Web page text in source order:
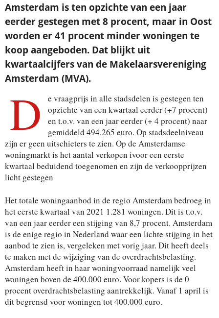
Amsterdam is ten opzichte van een jaar
eerder gestegen met 8 procent, maar in Oost
worden er 41 procent minder woningen te
koop aangeboden. Dat blijkt uit
kwartaalcijfers van de Makelaarsvereniging
Amsterdam (MVA).
D
e vraagprijs in alle stadsdelen is gestegen ten
opzichte van een kwartaal eerder (+7 procent)
en t.o.v. van een jaar eerder (+ 4 procent) naar
gemiddeld 494.265 euro. Op stadsdeelniveau
zijn er geen uitschieters te zien. Op de Amsterdamse
woningmarkt is het aantal verkopen ivoor een eerste
kwartaal beduidend toegenomen en zijn de verkoopprijzen
licht gestegen
Het totale woningaanbod in de regio Amsterdam bedroeg in
het eerste kwartaal van 2021 1.281 woningen. Dit is t.o.v.
van een jaar eerder een stijging van 8,7 procent. Amsterdam
is de enige regio in Nederland waar een lichte stijging in het
aanbod te zien is, vergeleken met vorig jaar. Dit heeft deels
te maken met de wijziging van de overdrachtsbelasting.
Amsterdam heeft in haar woningvoorraad namelijk veel
woningen boven de 400.000 euro. Voor kopers is de 0
procent overdrachtsbelasting aantrekkelijk. Vanaf 1 april is
dit begrensd voor woningen tot 400.000 euro.